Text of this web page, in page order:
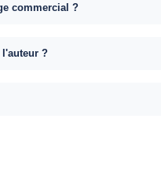
commercial ?
?